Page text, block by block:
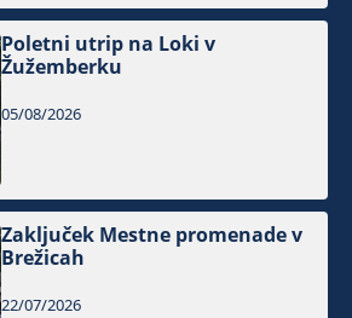
Poletni utrip na Loki v
Žužemberku
05/08/2026
Zaključek Mestne promenade v
Brežicah
22/07/2026